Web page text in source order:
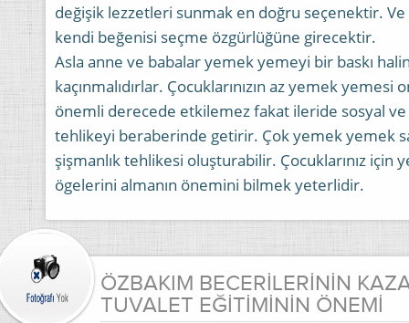
değişik lezzetleri sunmak en doğru seçenektir.
kendi beğenisi seçme özgürlüğüne girecektir.
Asla anne ve babalar yemek yemeyi bir baskı
kaçınmalıdırlar. Çocuklarınızın az yemek
önemli derecede etkilemez fakat ileride sosyal
tehlikeyi beraberinde getirir. Çok yemek yemek
şişmanlık tehlikesi oluşturabilir. Çocuklarınız için
ögelerini almanın önemini bilmek yeterlidir.
ÖZBAKIM BECERİLERİNİN
TUVALET EĞİTİMİNİN ÖNEMİ